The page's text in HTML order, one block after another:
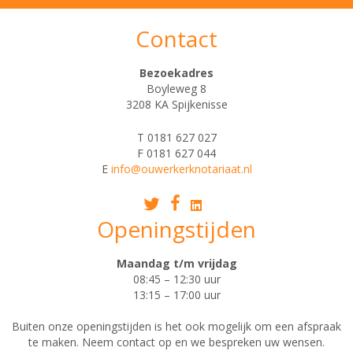
Contact
Bezoekadres
Boyleweg 8
3208 KA Spijkenisse
T 0181 627 027
F 0181 627 044
E info@ouwerkerknotariaat.nl
Openingstijden
Maandag t/m vrijdag
08:45 – 12:30 uur
13:15 – 17:00 uur
Buiten onze openingstijden is het ook mogelijk om een afspraak
te maken. Neem contact op en we bespreken uw wensen.